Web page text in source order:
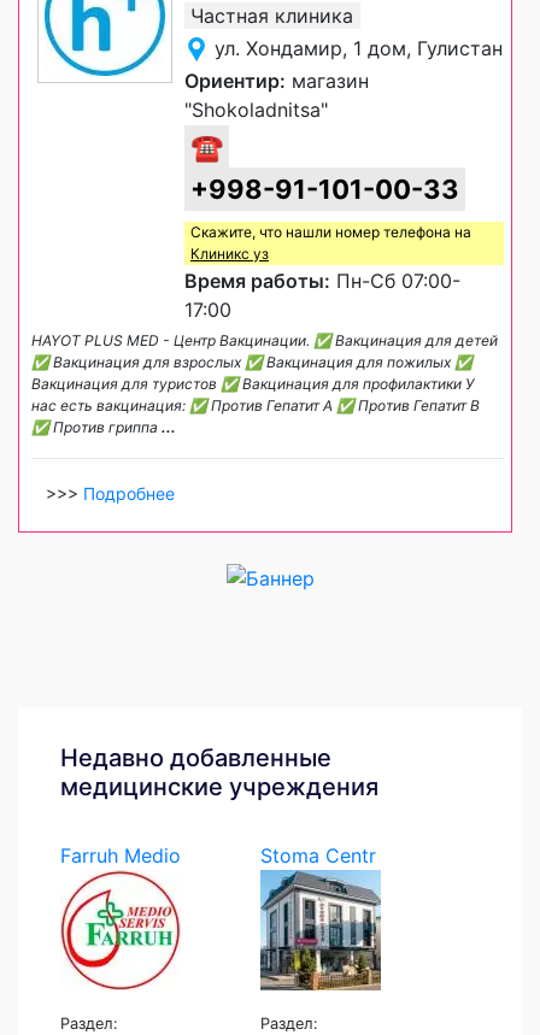
Частная клиника
ул. Хондамир, 1 дом, Гулистан
Ориентир: магазин
"Shokoladnitsa"
☎
+998-91-101-00-33
Скажите, что нашли номер телефона на
Клиникс уз
Время работы: Пн-Сб 07:00-
17:00
HAYOT PLUS MED - Центр Вакцинации. ✅ Вакцинация для детей
✅ Вакцинация для взрослых ✅ Вакцинация для пожилых ✅
Вакцинация для туристов ✅ Вакцинация для профилактики У
нас есть вакцинация: ✅ Против Гепатит A ✅ Против Гепатит B
✅ Против гриппа ...
>>> Подробнее
Недавно добавленные
медицинские учреждения
Farruh Medio
Servis
Раздел:
Stoma Centr
Раздел: